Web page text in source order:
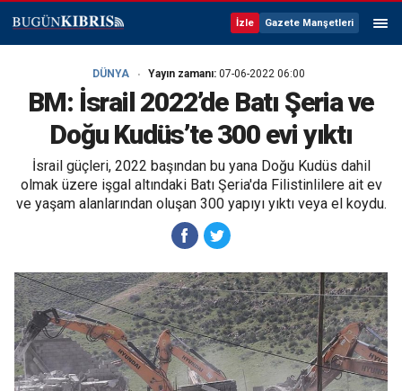
İzle Gazete Manşetleri
DÜNYA Yayın zamanı: 07-06-2022 06:00
BM: İsrail 2022’de Batı Şeria ve
Doğu Kudüs’te 300 evi yıktı
İsrail güçleri, 2022 başından bu yana Doğu Kudüs dahil
olmak üzere işgal altındaki Batı Şeria'da Filistinlilere ait ev
ve yaşam alanlarından oluşan 300 yapıyı yıktı veya el koydu.